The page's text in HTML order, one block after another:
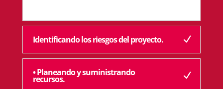
Identificando los riesgos del proyecto.
• Planeando y suministrando
recursos.